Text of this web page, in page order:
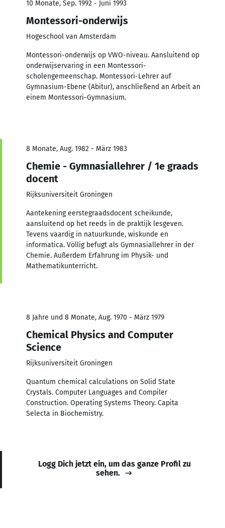
10 Monate, Sep. 1992 - Juni 1993
Montessori-onderwijs
Hogeschool van Amsterdam
Montessori-onderwijs op VWO-niveau. Aansluitend op
onderwijservaring in een Montessori-
scholengemeenschap. Montessori-Lehrer auf
Gymnasium-Ebene (Abitur), anschließend an Arbeit an
einem Montessori-Gymnasium.
8 Monate, Aug. 1982 - März 1983
Chemie - Gymnasiallehrer / 1e graads
docent
Rijksuniversiteit Groningen
Aantekening eerstegraadsdocent scheikunde,
aansluitend op het reeds in de praktijk lesgeven.
Tevens vaardig in natuurkunde, wiskunde en
informatica. Völlig befugt als Gymnasiallehrer in der
Chemie. Außerdem Erfahrung im Physik- und
Mathematikunterricht.
8 Jahre und 8 Monate, Aug. 1970 - März 1979
Chemical Physics and Computer
Science
Rijksuniversiteit Groningen
Quantum chemical calculations on Solid State
Crystals. Computer Languages and Compiler
Construction. Operating Systems Theory. Capita
Selecta in Biochemistry.
Logg Dich jetzt ein, um das ganze Profil zu
sehen.